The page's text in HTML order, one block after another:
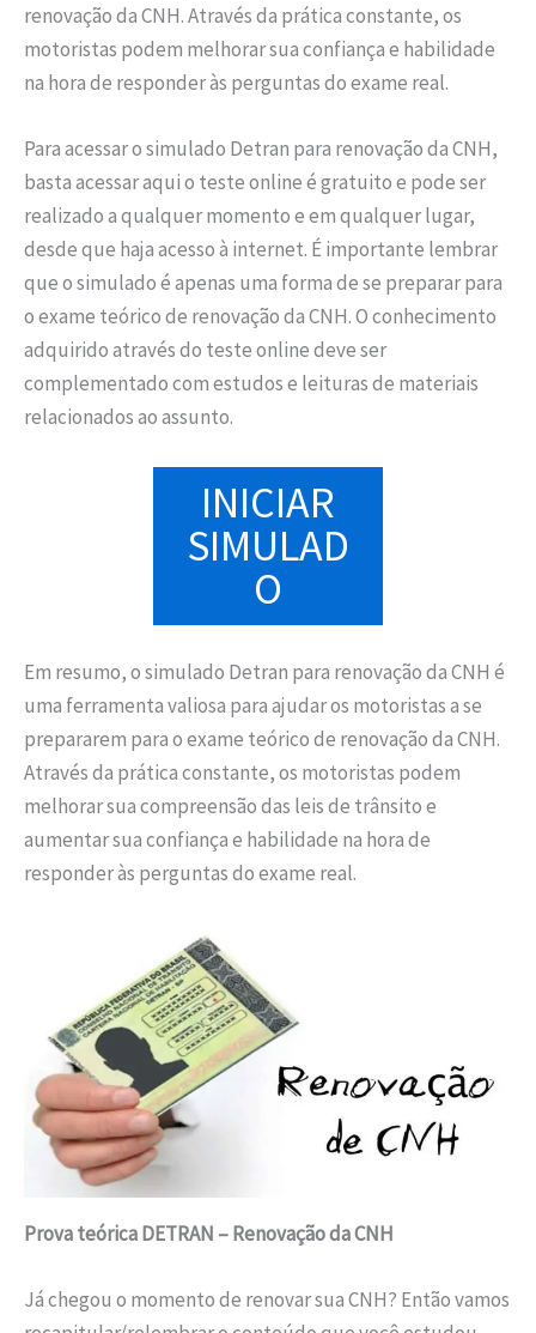
renovação da CNH. Através da prática constante, os
motoristas podem melhorar sua confiança e habilidade
na hora de responder às perguntas do exame real.
Para acessar o simulado Detran para renovação da CNH,
basta acessar aqui o teste online é gratuito e pode ser
realizado a qualquer momento e em qualquer lugar,
desde que haja acesso à internet. É importante lembrar
que o simulado é apenas uma forma de se preparar para
o exame teórico de renovação da CNH. O conhecimento
adquirido através do teste online deve ser
complementado com estudos e leituras de materiais
relacionados ao assunto.
INICIAR
SIMULAD
O
Em resumo, o simulado Detran para renovação da CNH é
uma ferramenta valiosa para ajudar os motoristas a se
prepararem para o exame teórico de renovação da CNH.
Através da prática constante, os motoristas podem
melhorar sua compreensão das leis de trânsito e
aumentar sua confiança e habilidade na hora de
responder às perguntas do exame real.
Prova teórica DETRAN – Renovação da CNH
Já chegou o momento de renovar sua CNH? Então vamos